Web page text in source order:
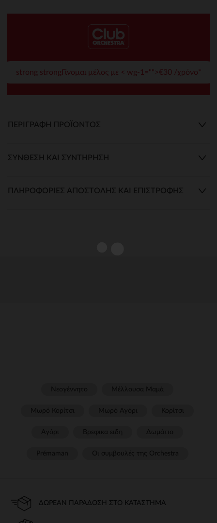
strong strongΓίνομαι μέλος με < wg-1="">€30 /χρόνο*
ΠΕΡΙΓΡΑΦΉ ΠΡΟΪΌΝΤΟΣ
ΣΎΝΘΕΣΗ ΚΑΙ ΣΥΝΤΉΡΗΣΗ
ΠΛΗΡΟΦΟΡΊΕΣ ΑΠΟΣΤΟΛΉΣ ΚΑΙ ΕΠΙΣΤΡΟΦΉΣ
ΔΩΡΕΆΝ ΠΑΡΆΔΟΣΗ ΣΤΟ ΚΑΤΆΣΤΗΜΑ